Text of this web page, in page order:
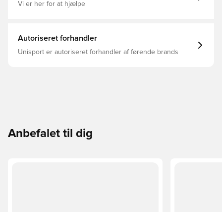
Vi er her for at hjælpe
Autoriseret forhandler
Unisport er autoriseret forhandler af førende brands
Anbefalet til dig